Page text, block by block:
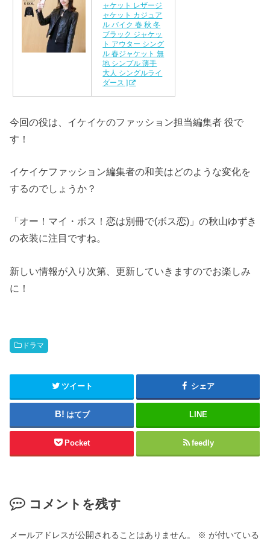
ャケット レザージ
ャケット カジュア
ル バイク 春 秋 冬
ブラック ジャケッ
ト アウター シング
ル 春ジャケット 無
地 シンプル 薄手
大人 シングルライ
ダース ]
今回の役は、イケイケのファッション担当編集者 役で
す！
イケイケファッション編集者の和美はどのような変化を
するのでしょうか？
「オー！マイ・ボス！恋は別冊で(ボス恋)」の秋山ゆずき
の衣装に注目ですね。
新しい情報が入り次第、更新していきますのでお楽しみ
に！
ドラマ
ツイート シェア
はてブ LINE
Pocket feedly
コメントを残す
メールアドレスが公開されることはありません。 ※ が付いている